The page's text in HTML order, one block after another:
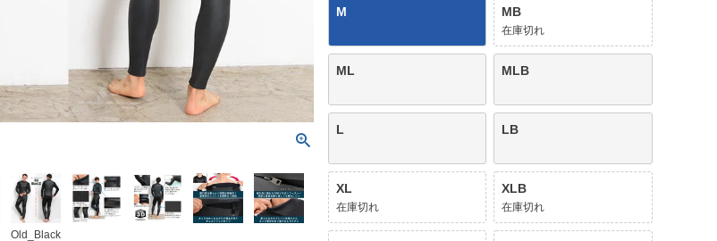
Old_Black
M
MB
在庫切れ
ML MLB
L LB
XL
在庫切れ
XLB
在庫切れ